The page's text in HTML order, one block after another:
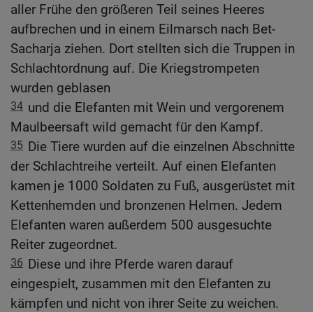
aller Frühe den größeren Teil seines Heeres
aufbrechen und in einem Eilmarsch nach Bet-
Sacharja ziehen. Dort stellten sich die Truppen in
Schlachtordnung auf. Die Kriegstrompeten
wurden geblasen
34 und die Elefanten mit Wein und vergorenem
Maulbeersaft wild gemacht für den Kampf.
35 Die Tiere wurden auf die einzelnen Abschnitte
der Schlachtreihe verteilt. Auf einen Elefanten
kamen je 1000 Soldaten zu Fuß, ausgerüstet mit
Kettenhemden und bronzenen Helmen. Jedem
Elefanten waren außerdem 500 ausgesuchte
Reiter zugeordnet.
36 Diese und ihre Pferde waren darauf
eingespielt, zusammen mit den Elefanten zu
kämpfen und nicht von ihrer Seite zu weichen.